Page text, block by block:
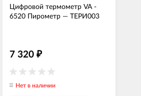
Цифровой термометр VA -
6520 Пирометр — ТЕРИ003
7 320 ₽
Нет в наличии